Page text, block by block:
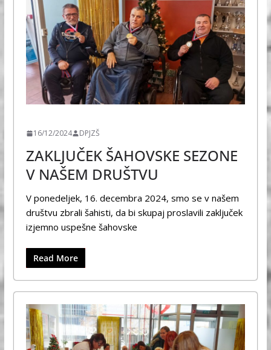
16/12/2024 DPJZŠ
ZAKLJUČEK ŠAHOVSKE SEZONE
V NAŠEM DRUŠTVU
V ponedeljek, 16. decembra 2024, smo se v našem
društvu zbrali šahisti, da bi skupaj proslavili zaključek
izjemno uspešne šahovske
Read More